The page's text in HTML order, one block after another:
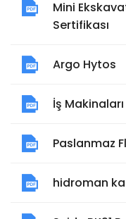
Mini
Sertifikası
Argo Hytos
İş Makinaları
Paslanmaz
hidroman